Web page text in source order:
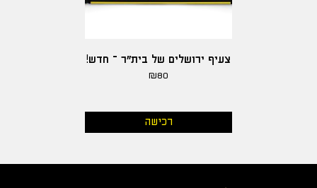
צעיף ירושלים של בית"ר – חדש!
₪80
רכישה